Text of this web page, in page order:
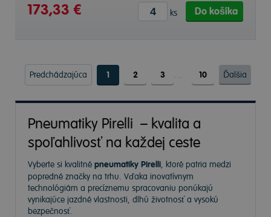
173,33 € ks Do košíka
Predchádzajúca 1 2 3 … 10 Ďalšia
Pneumatiky Pirelli – kvalita a
spoľahlivosť na každej ceste
Vyberte si kvalitné pneumatiky Pirelli, ktoré patria medzi
popredné značky na trhu. Vďaka inovatívnym
technológiám a precíznemu spracovaniu ponúkajú
vynikajúce jazdné vlastnosti, dlhú životnosť a vysokú
bezpečnosť.